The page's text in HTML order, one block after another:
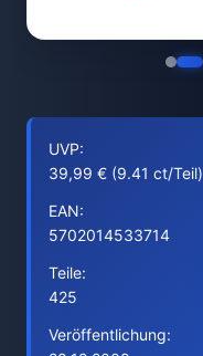
UVP:
39,99 € (9.41 ct/Teil)
EAN:
5702014533714
Teile:
425
Veröffentlichung: